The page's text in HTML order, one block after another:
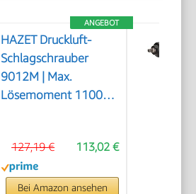
ANGEBOT
HAZET Druckluft-
Schlagschrauber
9012M | Max.
Lösemoment 1100
vibrationsarm -
Werkzeug zum
Anziehen und Lösen
113,02 €
127,19 €
Bei Amazon ansehen